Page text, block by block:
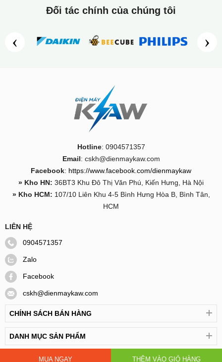
5. Bộ sản phẩm gồm có
1 Hộp chứa nước
2 Chổi quét bên
1 Khăn lau
1 Remote điều khiển
Sách hướng dẫn sử dụng
MUA NGAY THÊM VÀO GIỎ HÀNG
Đối tác chính của chúng tôi
‹ ›
Hotline: 0904571357
Email: cskh@dienmaykaw.com
Facebook: https://www.facebook.com/dienmaykaw
» Kho HN: 36BT3 Khu Đô Thị Văn Phú, Kiến Hưng, Hà Nội
» Kho HCM: 107/10 Liên Khu 4-5 Bình Hưng Hòa B, Bình Tân,
HCM
LIÊN HỆ
0904571357
Zalo
Facebook
cskh@dienmaykaw.com
CHÍNH SÁCH BÁN HÀNG
DANH MỤC SẢN PHẨM